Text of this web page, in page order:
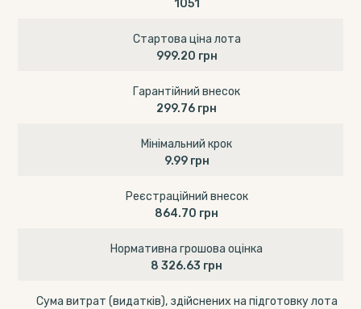
1051
Стартова ціна лота
999.20 грн
Гарантійний внесок
299.76 грн
Мінімальний крок
9.99 грн
Реєстраційний внесок
864.70 грн
Нормативна грошова оцінка
8 326.63 грн
Сума витрат (видатків), здійснених на підготовку лота